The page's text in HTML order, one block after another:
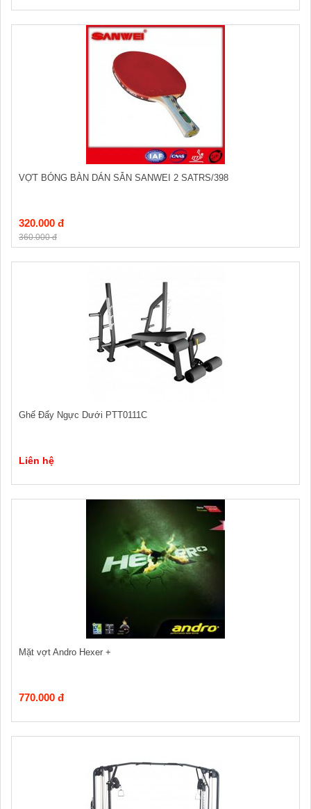
VỢT BÓNG BÀN DÁN SẴN SANWEI 2 SATRS/398
320.000 đ
360.000 đ
Ghế Đẩy Ngực Dưới PTT0111C
Liên hệ
Mặt vợt Andro Hexer +
770.000 đ